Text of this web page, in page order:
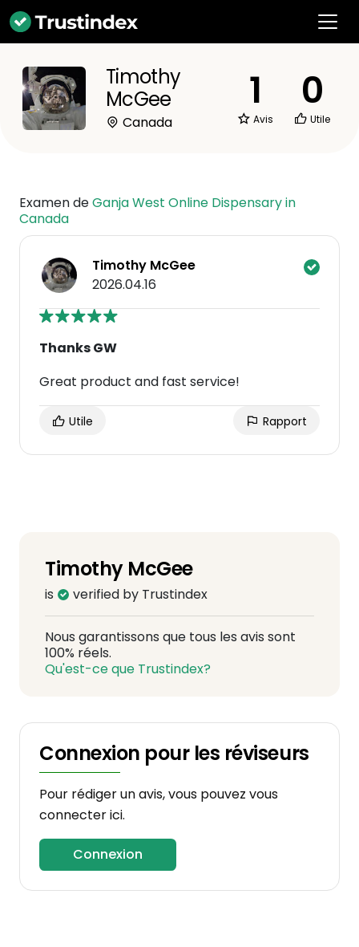
Timothy
McGee
Canada
1
Avis
0
Utile
Examen deGanja West Online Dispensary in
Canada
Timothy McGee
2026.04.16
Thanks GW
Great product and fast service!
Utile Rapport
Timothy McGee
is verified by Trustindex
Nous garantissons que tous les avis sont
100% réels.
Qu'est-ce que Trustindex?
Connexion pour les réviseurs
Pour rédiger un avis, vous pouvez vous
connecter ici.
Connexion